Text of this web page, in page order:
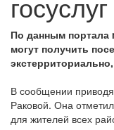
По данным портала
могут получить
В сообщении
Раковой. Она
для жителей всех